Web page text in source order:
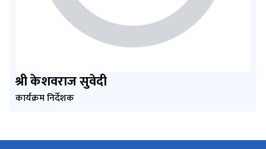
श्री केशवराज सुवेदी
कार्यक्रम निर्देशक